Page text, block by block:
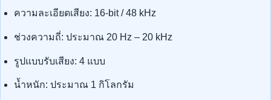
ความละเอียดเสียง: 16-bit / 48 kHz
ช่วงความถี่: ประมาณ 20 Hz – 20 kHz
รูปแบบรับเสียง: 4 แบบ
น้ำหนัก: ประมาณ 1 กิโลกรัม